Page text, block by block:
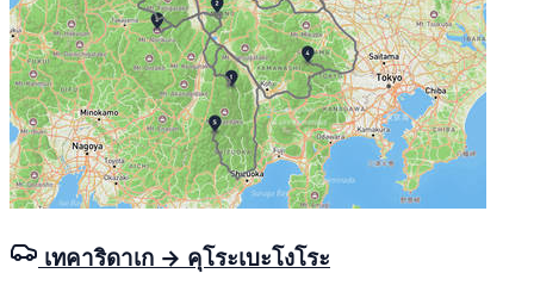
เทคาริดาเก → คุโระเบะโงโระ